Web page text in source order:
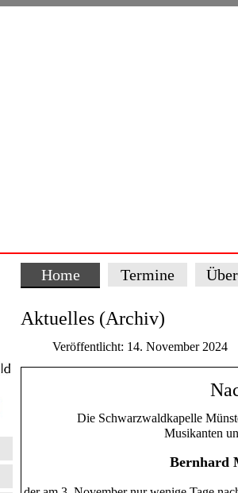
Home Termine
Aktuelles (Archiv)
Veröffentlicht: 14. November 2024
Die Schwarzwaldkapelle
Musikanten
Bernhard